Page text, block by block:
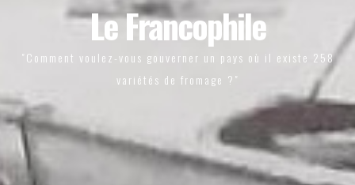
Le Francophile
"Comment voulez-vous gouverner un pays où il existe 258
variétés de fromage ?"